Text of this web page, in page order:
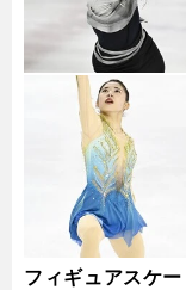
フィギュアスケ